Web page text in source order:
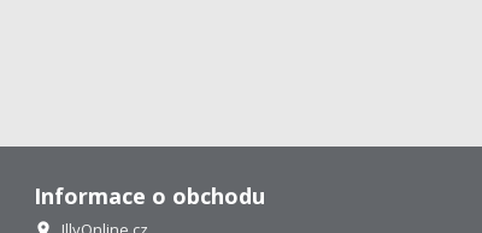
Informace o obchodu
